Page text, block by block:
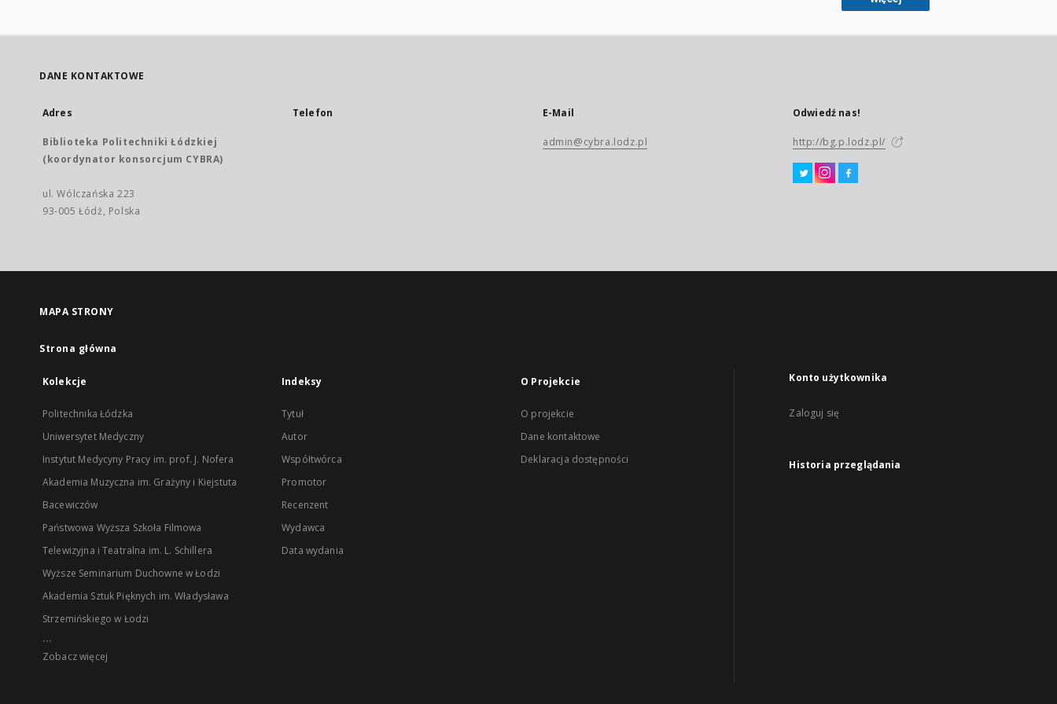
DANE KONTAKTOWE
Adres
Biblioteka Politechniki Łódzkiej
(koordynator konsorcjum CYBRA)
ul. Wólczańska 223
93-005 Łódź, Polska
Telefon E-Mail
admin@cybra.lodz.pl
Odwiedź nas!
http://bg.p.lodz.pl/
MAPA STRONY
Strona główna
Kolekcje
Politechnika Łódzka
Uniwersytet Medyczny
Instytut Medycyny Pracy im. prof. J. Nofera
Akademia Muzyczna im. Grażyny i Kiejstuta
Bacewiczów
Państwowa Wyższa Szkoła Filmowa
Telewizyjna i Teatralna im. L. Schillera
Wyższe Seminarium Duchowne w Łodzi
Akademia Sztuk Pięknych im. Władysława
Strzemińskiego w Łodzi
...
Zobacz więcej
Indeksy
Tytuł
Autor
Współtwórca
Promotor
Recenzent
Wydawca
Data wydania
O Projekcie
O projekcie
Dane kontaktowe
Deklaracja dostępności
Konto użytkownika
Zaloguj się
Historia przeglądania